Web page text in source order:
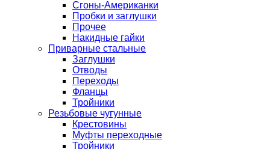
Сгоны-Американки
Пробки и заглушки
Прочее
Накидные гайки
Приварные стальные
Заглушки
Отводы
Переходы
Фланцы
Тройники
Резьбовые чугунные
Крестовины
Муфты переходные
Тройники